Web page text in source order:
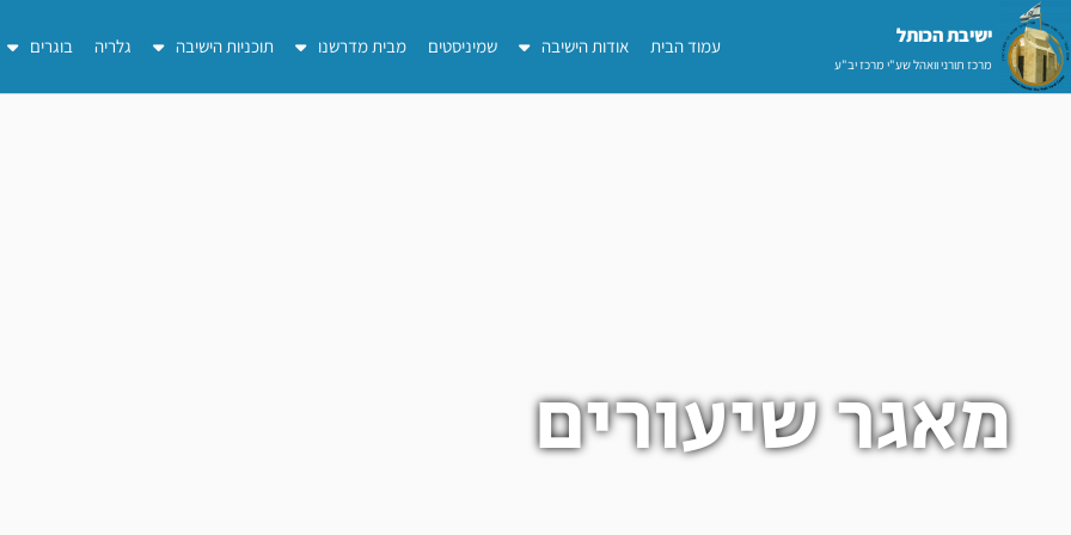
דילוג
לתוכן
ישיבת הכותל​
מרכז תורני וואהל שע"י מרכז יב"ע
עמוד הבית אודות הישיבה שמיניסטים מבית מדרשנו תוכניות הישיבה גלריה בוגרים
מאגר שיעורים